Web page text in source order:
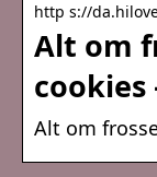
http s://
Alt om
cookies
Alt om